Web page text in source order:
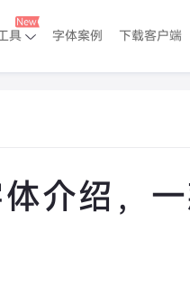
具 字体案例 下载客户端
介绍，